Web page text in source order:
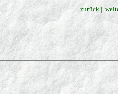
zurück ||